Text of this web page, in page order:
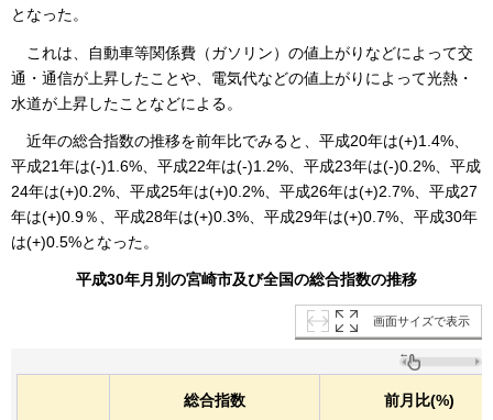
となった。
これは、自動車等関係費（ガソリン）の値上がりなどによって交
通・通信が上昇したことや、電気代などの値上がりによって光熱・
水道が上昇したことなどによる。
近年の総合指数の推移を前年比でみると、平成20年は(+)1.4%、
平成21年は(-)1.6%、平成22年は(-)1.2%、平成23年は(-)0.2%、平成
24年は(+)0.2%、平成25年は(+)0.2%、平成26年は(+)2.7%、平成27
年は(+)0.9％、平成28年は(+)0.3%、平成29年は(+)0.7%、平成30年
は(+)0.5%となった。
平成30年月別の宮崎市及び全国の総合指数の推移
画面サイズで表示
総合指数 前月比(%)